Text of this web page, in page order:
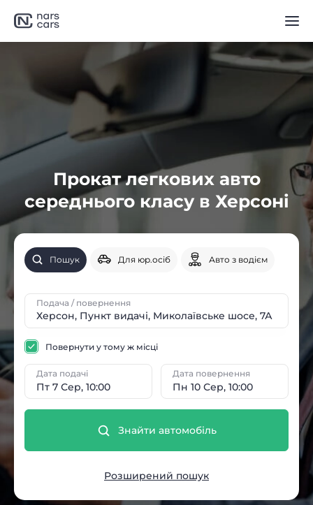
Прокат легкових авто
середнього класу в Херсоні
Пошук Для юр.осіб Авто з водієм
Подача / повернення
Пт 7 Сер, 10:00
Дата подачі
Пн 10 Сер, 10:00
Дата повернення
Повернути у тому ж місці
Знайти автомобіль
Розширений пошук